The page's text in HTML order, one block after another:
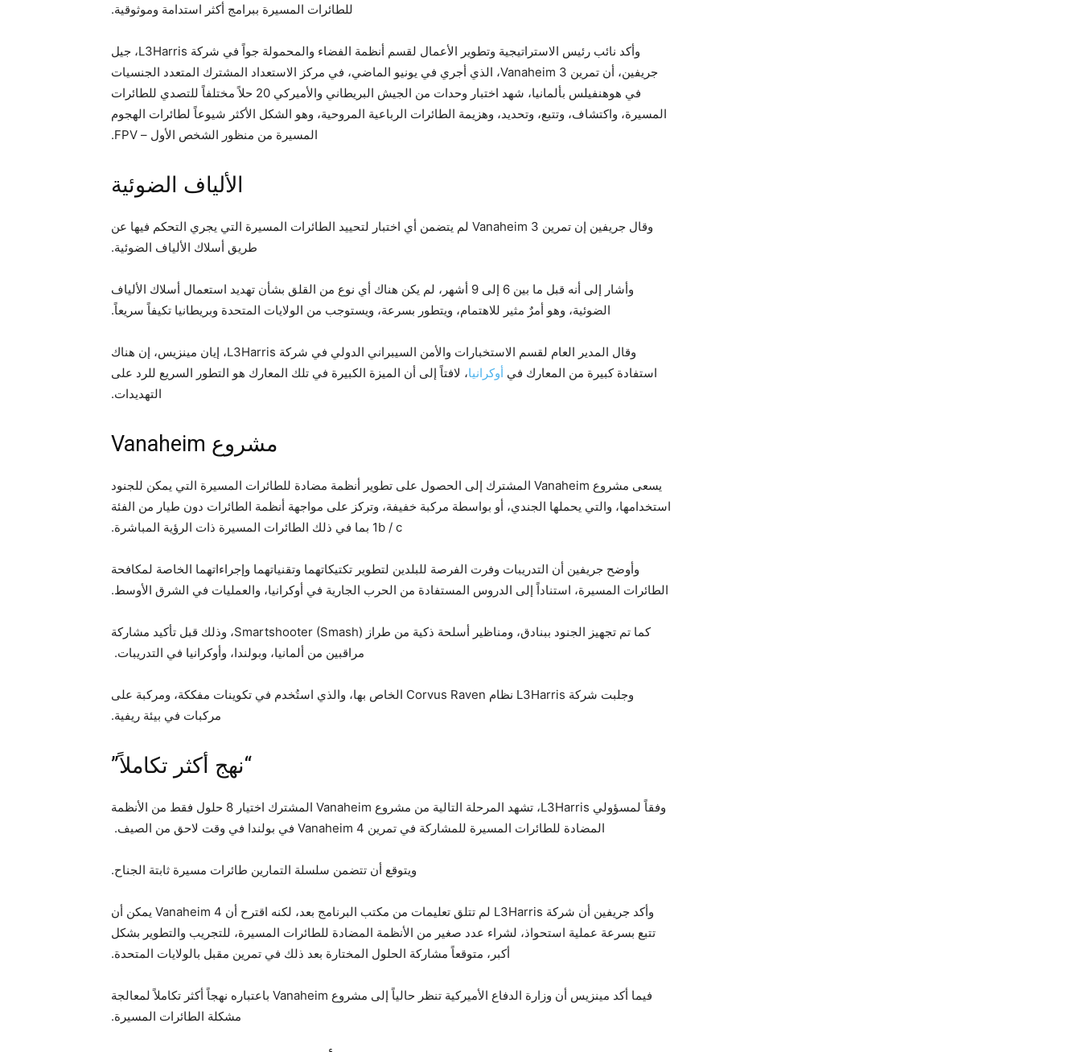
للطائرات المسيرة ببرامج أكثر استدامة وموثوقية.
وأكد نائب رئيس الاستراتيجية وتطوير الأعمال لقسم أنظمة الفضاء والمحمولة جواً في شركة L3Harris، جيل
جريفين، أن تمرين Vanaheim 3، الذي أجري في يونيو الماضي، في مركز الاستعداد المشترك المتعدد الجنسيات
في هوهنفيلس بألمانيا، شهد اختبار وحدات من الجيش البريطاني والأميركي 20 حلاً مختلفاً للتصدي للطائرات
المسيرة، واكتشاف، وتتبع، وتحديد، وهزيمة الطائرات الرباعية المروحية، وهو الشكل الأكثر شيوعاً لطائرات الهجوم
المسيرة من منظور الشخص الأول – FPV.
الألياف الضوئية
وقال جريفين إن تمرين Vanaheim 3 لم يتضمن أي اختبار لتحييد الطائرات المسيرة التي يجري التحكم فيها عن
طريق أسلاك الألياف الضوئية.
وأشار إلى أنه قبل ما بين 6 إلى 9 أشهر، لم يكن هناك أي نوع من القلق بشأن تهديد استعمال أسلاك الألياف
الضوئية، وهو أمرٌ مثير للاهتمام، ويتطور بسرعة، ويستوجب من الولايات المتحدة وبريطانيا تكيفاً سريعاً.
وقال المدير العام لقسم الاستخبارات والأمن السيبراني الدولي في شركة L3Harris، إيان مينزيس، إن هناك
استفادة كبيرة من المعارك في أوكرانيا، لافتاً إلى أن الميزة الكبيرة في تلك المعارك هو التطور السريع للرد على
التهديدات.
مشروع Vanaheim
يسعى مشروع Vanaheim المشترك إلى الحصول على تطوير أنظمة مضادة للطائرات المسيرة التي يمكن للجنود
استخدامها، والتي يحملها الجندي، أو بواسطة مركبة خفيفة، وتركز على مواجهة أنظمة الطائرات دون طيار من الفئة
1b / c بما في ذلك الطائرات المسيرة ذات الرؤية المباشرة.
وأوضح جريفين أن التدريبات وفرت الفرصة للبلدين لتطوير تكتيكاتهما وتقنياتهما وإجراءاتهما الخاصة لمكافحة
الطائرات المسيرة، استناداً إلى الدروس المستفادة من الحرب الجارية في أوكرانيا، والعمليات في الشرق الأوسط.
كما تم تجهيز الجنود ببنادق، ومناظير أسلحة ذكية من طراز Smartshooter (Smash)، وذلك قبل تأكيد مشاركة
مراقبين من ألمانيا، وبولندا، وأوكرانيا في التدريبات.
وجلبت شركة L3Harris نظام Corvus Raven الخاص بها، والذي استُخدم في تكوينات مفككة، ومركبة على
مركبات في بيئة ريفية.
“نهج أكثر تكاملاً”
وفقاً لمسؤولي L3Harris، تشهد المرحلة التالية من مشروع Vanaheim المشترك اختيار 8 حلول فقط من الأنظمة
المضادة للطائرات المسيرة للمشاركة في تمرين Vanaheim 4 في بولندا في وقت لاحق من الصيف.
ويتوقع أن تتضمن سلسلة التمارين طائرات مسيرة ثابتة الجناح.
وأكد جريفين أن شركة L3Harris لم تتلق تعليمات من مكتب البرنامج بعد، لكنه اقترح أن Vanaheim 4 يمكن أن
تتبع بسرعة عملية استحواذ، لشراء عدد صغير من الأنظمة المضادة للطائرات المسيرة، للتجريب والتطوير بشكل
أكبر، متوقعاً مشاركة الحلول المختارة بعد ذلك في تمرين مقبل بالولايات المتحدة.
فيما أكد مينزيس أن وزارة الدفاع الأميركية تنظر حالياً إلى مشروع Vanaheim باعتباره نهجاً أكثر تكاملاً لمعالجة
مشكلة الطائرات المسيرة.